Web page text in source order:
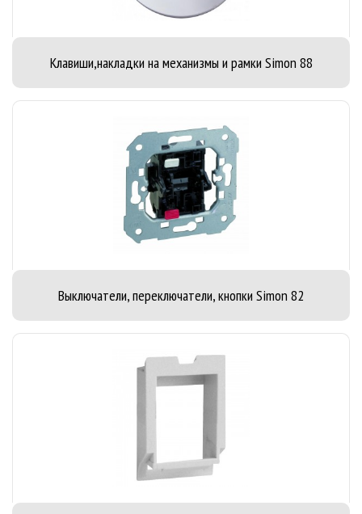
Клавиши,накладки на механизмы и рамки Simon 88
Выключатели, переключатели, кнопки Simon 82